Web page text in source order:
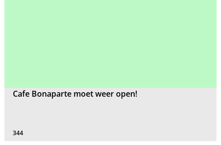
Cafe Bonaparte moet weer open!
344